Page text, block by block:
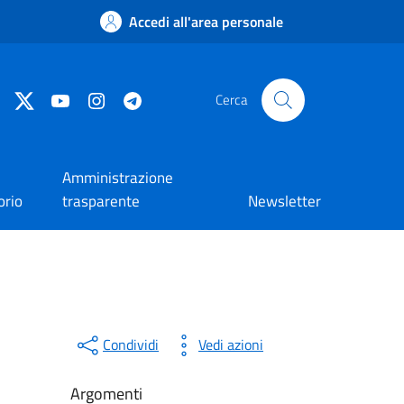
Accedi all'area personale
FacebookTwitter YouTube Instagram Cerca
Amministrazione
trasparente
Newsletter
Condividi Vedi azioni
Argomenti